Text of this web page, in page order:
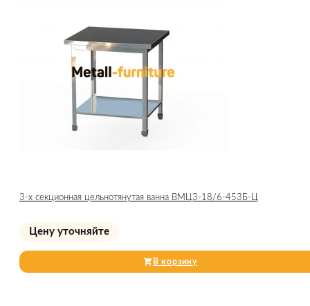
3-х секционная цельнотянутая ванна ВМЦ3-18/6-453Б-Ц
Цену уточняйте
В корзину